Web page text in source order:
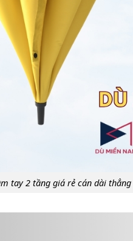
tay 2 tầng giá rẻ cán dài thẳng